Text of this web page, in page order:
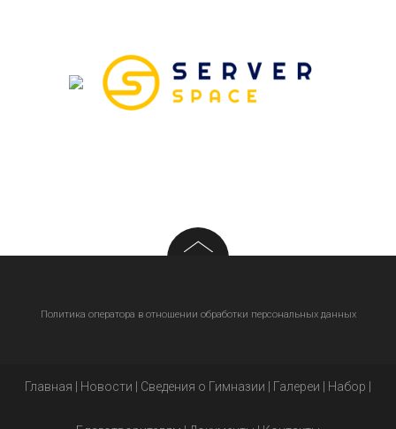
Политика оператора в отношении обработки персональных данных
Главная Новости Сведения о Гимназии Галереи Набор